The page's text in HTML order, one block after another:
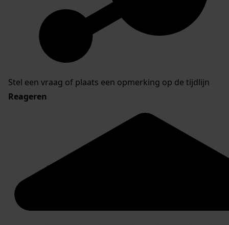
Stel een vraag of plaats een opmerking op de tijdlijn
Reageren